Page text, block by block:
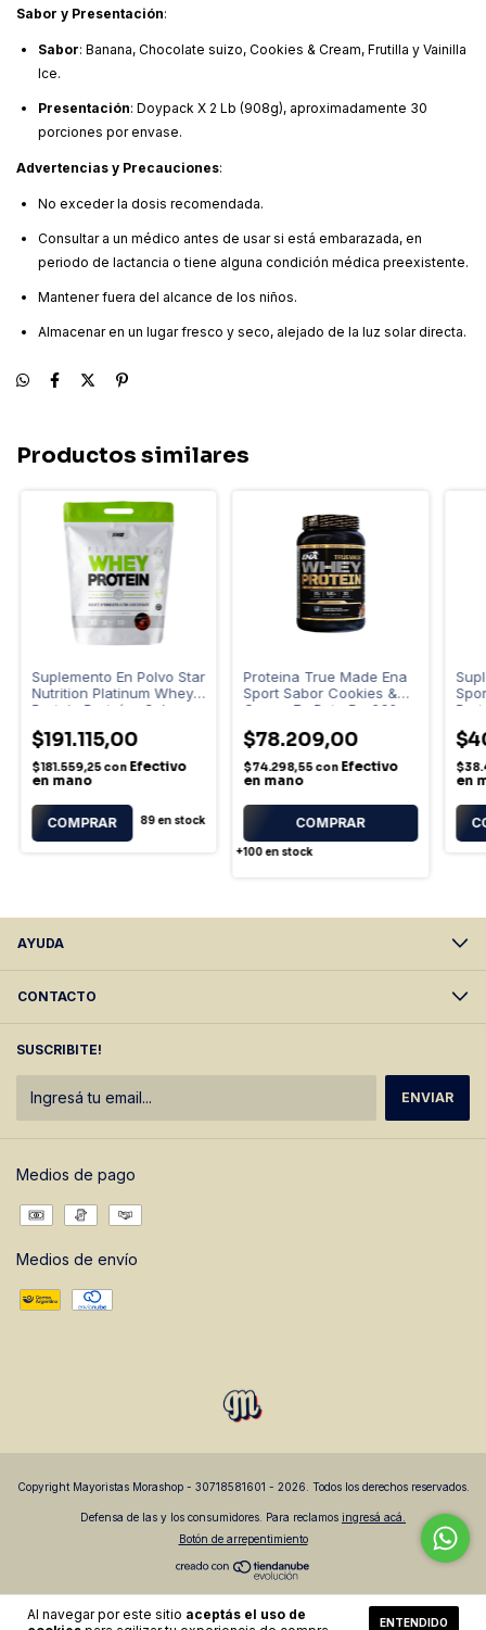
Al navegar por este sitio aceptás el uso de
ENTENDIDO
Sabor y Presentación:
Sabor: Banana, Chocolate suizo, Cookies & Cream, Frutilla y Vainilla
Ice.
Presentación: Doypack X 2 Lb (908g), aproximadamente 30
porciones por envase.
Advertencias y Precauciones:
No exceder la dosis recomendada.
Consultar a un médico antes de usar si está embarazada, en
periodo de lactancia o tiene alguna condición médica preexistente.
Mantener fuera del alcance de los niños.
Almacenar en un lugar fresco y seco, alejado de la luz solar directa.
Productos similares
Suplemento En Polvo Star
Nutrition Platinum Whey
Protein Proteína Sabor
Sachet De 3kg
$191.115,00
$181.559,25con Efectivo
en mano
COMPRAR 89en stock
Proteina True Made Ena
Sport Sabor Cookies &
Cream En Pote De 930g
$78.209,00
$74.298,55con Efectivo
en mano
+100en stock
en
AYUDA
CONTACTO
SUSCRIBITE!
Medios de pago
Medios de envío
Copyright Mayoristas Morashop - 30718581601 - 2026. Todos los derechos reservados.
Defensa de las y los consumidores. Para reclamos ingresá acá.
Botón de arrepentimiento